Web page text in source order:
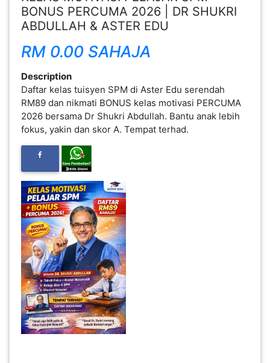
BONUS PERCUMA 2026 | DR SHUKRI
ABDULLAH & ASTER EDU
RM 0.00 SAHAJA
Description
Daftar kelas tuisyen SPM di Aster Edu serendah
RM89 dan nikmati BONUS kelas motivasi PERCUMA
2026 bersama Dr Shukri Abdullah. Bantu anak lebih
fokus, yakin dan skor A. Tempat terhad.
INFAK(0)
TUDUNG(0)
ARTIKEL(14)
PEMBORONG(2)
DIGITAL(29)
MAKANAN(25)
PERNIAGAAN(41)
KENDERAAN(6)
ELEKTRONIK(5)